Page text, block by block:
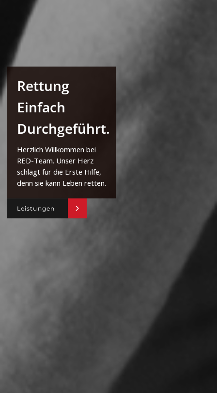
Rettung
Einfach
Durchgeführt.
Herzlich Willkommen bei
RED-Team. Unser Herz
schlägt für die Erste Hilfe,
denn sie kann Leben retten.
Leistungen